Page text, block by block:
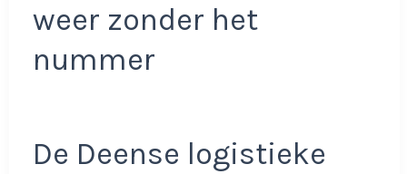
weer zonder het
nummer
De Deense logistieke